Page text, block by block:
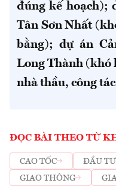
đúng kế hoạch);
Tân Sơn Nhất
bằng); dự án
Long Thành (khó
nhà thầu, công
ĐỌC BÀI THEO TỪ
CAO TỐC ĐẦU TƯ
GIAO THÔNG